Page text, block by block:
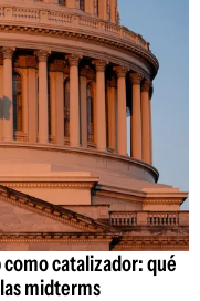
como catalizador: qué
midterms